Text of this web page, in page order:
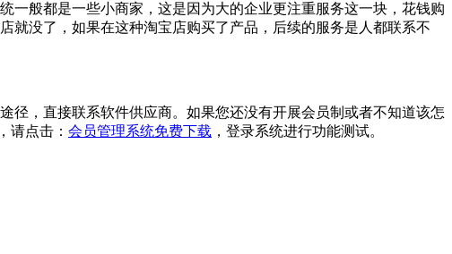
一般都是一些小商家，这是因为大的企业更注重服务这一块，花钱购
就没了，如果在这种淘宝店购买了产品，后续的服务是人都联系不
径，直接联系软件供应商。如果您还没有开展会员制或者不知道该怎
请点击： 会员管理系统免费下载 ，登录系统进行功能测试。